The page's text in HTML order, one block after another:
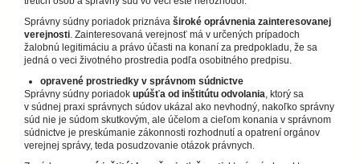
Správny súdny poriadok priznáva široké oprávnenia zainteresovanej
verejnosti. Zainteresovaná verejnosť má v určených prípadoch
žalobnú legitimáciu a právo účasti na konaní za predpokladu, že sa
jedná o veci životného prostredia podľa osobitného predpisu.
opravené prostriedky v správnom súdnictve
Správny súdny poriadok upúšťa od inštitútu odvolania, ktorý sa
v súdnej praxi správnych súdov ukázal ako nevhodný, nakoľko správny
súd nie je súdom skutkovým, ale účelom a cieľom konania v správnom
súdnictve je preskúmanie zákonnosti rozhodnutí a opatrení orgánov
verejnej správy, teda posudzovanie otázok právnych.